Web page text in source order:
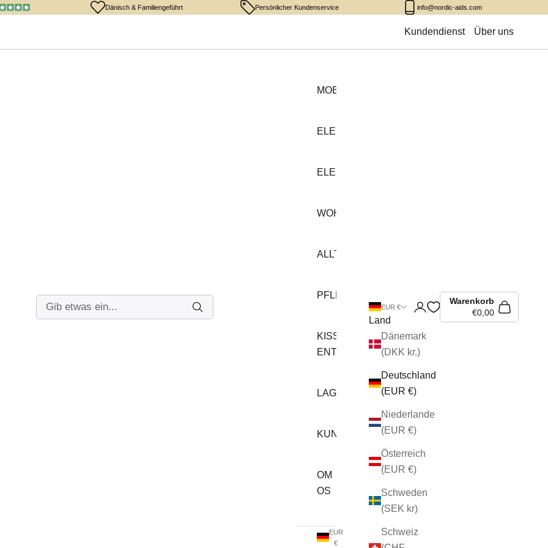
Dänisch & Familiengeführt Persönlicher Kundenservice info@nordic-aids.com
Kundendienst Über uns
EUR €
Land
Dänemark
(DKK kr.)
Deutschland
(EUR €)
Niederlande
(EUR €)
Österreich
(EUR €)
Schweden
(SEK kr)
Schweiz
Anmelden
Warenkorb
€0,00
MOBILITÄT
ELEKTROROLLSTÜHLE
ELEKTROSCOOTER
WOHNEN
ALLTAGSHILFEN
PFLEGEBEDARF
KISSEN &
ENTLASTUNG
LAGERVERKAUF
KUNDESERVICE
OM
OS
EUR
€